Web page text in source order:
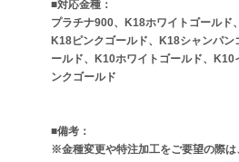
■対応金種：
プラチナ900、K18ホワイトゴールド
K18ピンクゴールド、K18シャンパ
ールド、K10ホワイトゴールド、
ンクゴールド
■備考：
※金種変更や特注加工をご要望の際